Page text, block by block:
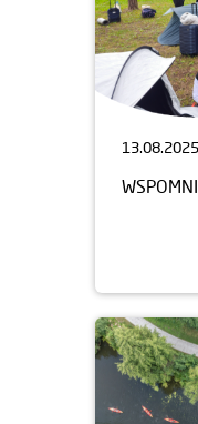
13.08.2025